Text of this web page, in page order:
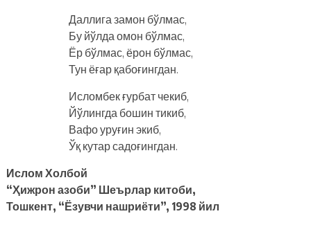
Даллига замон бўлмас,
Бу йўлда омон бўлмас,
Ёр бўлмас, ёрон бўлмас,
Тун ёғар қабоғингдан.
Исломбек ғурбат чекиб,
Йўлингда бошин тикиб,
Вафо уруғин экиб,
Ўқ кутар садоғингдан.
Ислом Холбой
“Ҳижрон азоби” Шеърлар китоби,
Тошкент, “Ёзувчи нашриёти”, 1998 йил